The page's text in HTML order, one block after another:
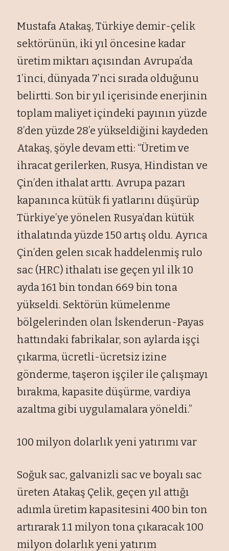
Mustafa Atakaş, Türkiye demir-çelik
sektörünün, iki yıl öncesine kadar
üretim miktarı açısından Avrupa’da
1’inci, dünyada 7’nci sırada olduğunu
belirtti. Son bir yıl içerisinde enerjinin
toplam maliyet içindeki payının yüzde
8’den yüzde 28’e yükseldiğini kaydeden
Atakaş, şöyle devam etti: “Üretim ve
ihracat gerilerken, Rusya, Hindistan ve
Çin’den ithalat arttı. Avrupa pazarı
kapanınca kütük fi yatlarını düşürüp
Türkiye’ye yönelen Rusya’dan kütük
ithalatında yüzde 150 artış oldu. Ayrıca
Çin’den gelen sıcak haddelenmiş rulo
sac (HRC) ithalatı ise geçen yıl ilk 10
ayda 161 bin tondan 669 bin tona
yükseldi. Sektörün kümelenme
bölgelerinden olan İskenderun-Payas
hattındaki fabrikalar, son aylarda işçi
çıkarma, ücretli-ücretsiz izine
gönderme, taşeron işçiler ile çalışmayı
bırakma, kapasite düşürme, vardiya
azaltma gibi uygulamalara yöneldi.”
100 milyon dolarlık yeni yatırımı var
Soğuk sac, galvanizli sac ve boyalı sac
üreten Atakaş Çelik, geçen yıl attığı
adımla üretim kapasitesini 400 bin ton
artırarak 1.1 milyon tona çıkaracak 100
milyon dolarlık yeni yatırım